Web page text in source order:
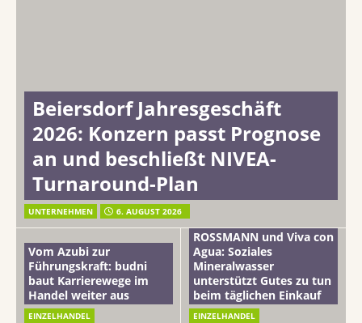
Beiersdorf Jahresgeschäft
2026: Konzern passt Prognose
an und beschließt NIVEA-
Turnaround-Plan
UNTERNEHMEN 6. AUGUST 2026
Vom Azubi zur
Führungskraft: budni
baut Karrierewege im
Handel weiter aus
EINZELHANDEL
ROSSMANN und Viva con
Agua: Soziales
Mineralwasser
unterstützt Gutes zu tun
beim täglichen Einkauf
EINZELHANDEL